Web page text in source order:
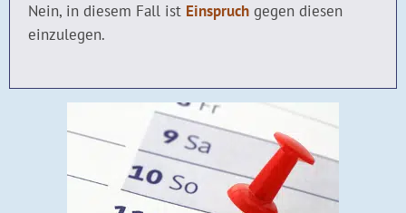
Nein, in diesem Fall ist Einspruch gegen diesen
einzulegen.